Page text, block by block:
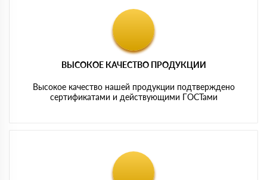
ВЫСОКОЕ КАЧЕСТВО ПРОДУКЦИИ
Высокое качество нашей продукции подтверждено
сертификатами и действующими ГОСТами